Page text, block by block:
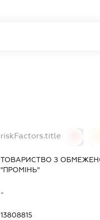
riskFactors.title
ТОВАРИСТВО З
"ПРОМІНЬ"
-
13808815